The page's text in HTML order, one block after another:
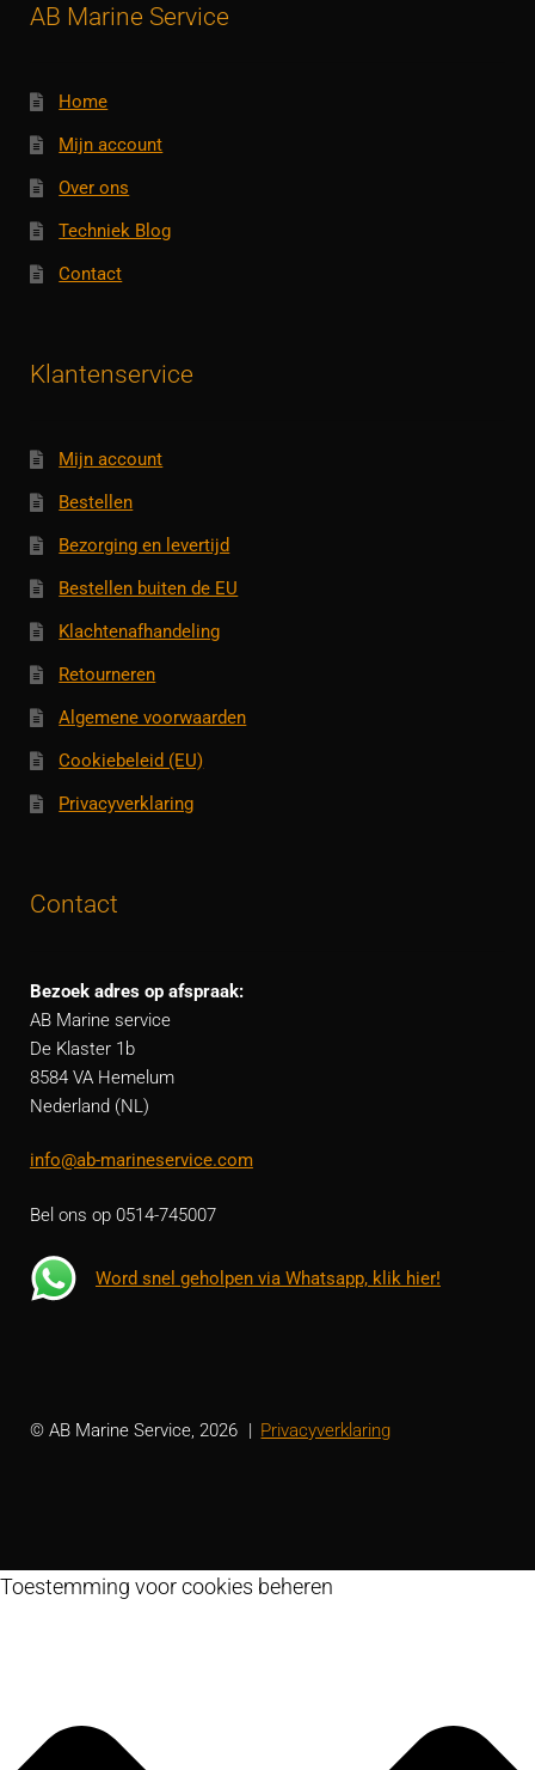
AB Marine Service
Home
Mijn account
Over ons
Techniek Blog
Contact
Klantenservice
Mijn account
Bestellen
Bezorging en levertijd
Bestellen buiten de EU
Klachtenafhandeling
Retourneren
Algemene voorwaarden
Cookiebeleid (EU)
Privacyverklaring
Contact
Bezoek adres op afspraak:
AB Marine service
De Klaster 1b
8584 VA Hemelum
Nederland (NL)
info@ab-marineservice.com
Bel ons op 0514-745007
Word snel geholpen via Whatsapp, klik hier!
© AB Marine Service, 2026 Privacyverklaring
Toestemming voor cookies beheren